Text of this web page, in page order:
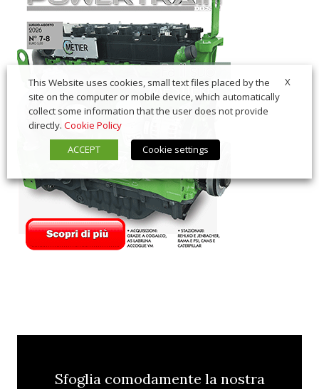
Sfoglia comodamente la nostra
X
This Website uses cookies, small text files placed by the
site on the computer or mobile device, which automatically
collect some information that the user does not provide
directly. Cookie Policy
ACCEPT
Cookie settings